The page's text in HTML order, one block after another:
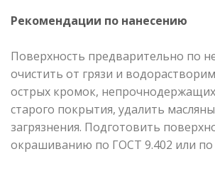
Рекомендации по нанесению
Поверхность предварительно по
очистить от грязи и
острых кромок,
старого покрытия, удалить
загрязнения. Подготовить
окрашиванию по ГОСТ 9.402 или